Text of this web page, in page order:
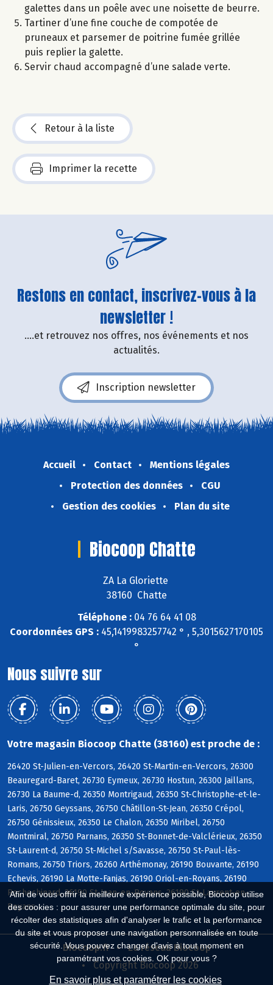
Afin de vous offrir la meilleure expérience possible, Biocoop utilise
des cookies : pour assurer une performance optimale du site, pour
récolter des statistiques afin d'analyser le trafic et la performance
du site et vous proposer une navigation personnalisée en toute
sécurité. Vous pouvez changer d'avis à tout moment en
paramétrant vos cookies. OK pour vous ?
En savoir plus et paramétrer les cookies
galettes dans un poêle avec une noisette de beurre.
Tartiner d’une fine couche de compotée de
pruneaux et parsemer de poitrine fumée grillée
puis replier la galette.
Servir chaud accompagné d’une salade verte.
Retour à la liste
Imprimer la recette
Restons en contact, inscrivez-vous à la
newsletter !
....et retrouvez nos offres, nos événements et nos
actualités.
Inscription newsletter
Accueil Contact
Mentions légales
Protection des données
CGU
Gestion des cookies
Plan du site
Biocoop Chatte
ZA La Gloriette
38160 Chatte
Téléphone :04 76 64 41 08
Coordonnées GPS : 45,1419983257742 ° , 5,3015627170105
°
Nous suivre sur
Votre magasin Biocoop Chatte (38160) est proche de :
26420 St-Julien-en-Vercors, 26420 St-Martin-en-Vercors, 26300
Beauregard-Baret, 26730 Eymeux, 26730 Hostun, 26300 Jaillans,
26730 La Baume-d, 26350 Montrigaud, 26350 St-Christophe-et-le-
Laris, 26750 Geyssans, 26750 Châtillon-St-Jean, 26350 Crépol,
26750 Génissieux, 26350 Le Chalon, 26350 Miribel, 26750
Montmiral, 26750 Parnans, 26350 St-Bonnet-de-Valclérieux, 26350
St-Laurent-d, 26750 St-Michel s/Savasse, 26750 St-Paul-lès-
Romans, 26750 Triors, 26260 Arthémonay, 26190 Bouvante, 26190
Echevis, 26190 La Motte-Fanjas, 26190 Oriol-en-Royans, 26190
Rochechinard, 26190 St-Jean-en-Royans, 26190 St-Laurent-en-
Royans
Biocoop.fr
Le réseau Biocoop
Copyright Biocoop 2026